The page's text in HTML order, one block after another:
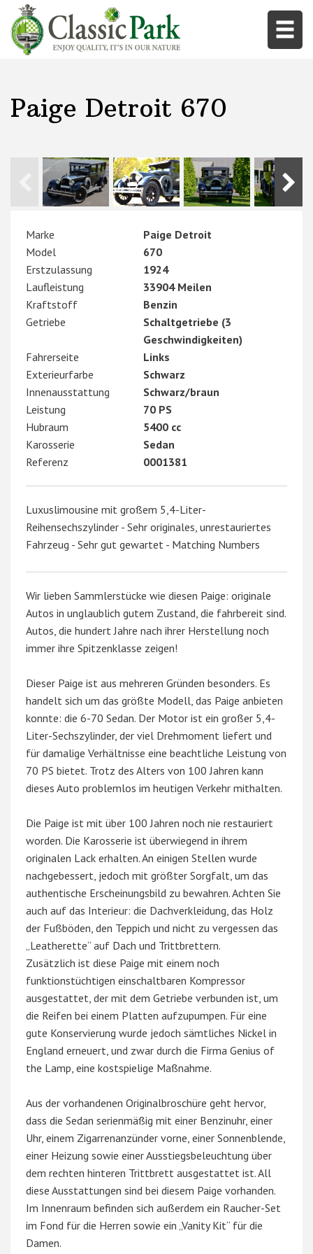
Paige Detroit 670
Marke
Paige Detroit
Model
670
Erstzulassung
1924
Laufleistung
33904 Meilen
Kraftstoff
Benzin
Getriebe
Schaltgetriebe (3
Geschwindigkeiten)
Fahrerseite
Links
Exterieurfarbe
Schwarz
Innenausstattung
Schwarz/braun
Leistung
70 PS
Hubraum
5400 cc
Karosserie
Sedan
Referenz
0001381
Luxuslimousine mit großem 5,4-Liter-
Reihensechszylinder - Sehr originales, unrestauriertes
Fahrzeug - Sehr gut gewartet - Matching Numbers
Wir lieben Sammlerstücke wie diesen Paige: originale
Autos in unglaublich gutem Zustand, die fahrbereit sind.
Autos, die hundert Jahre nach ihrer Herstellung noch
immer ihre Spitzenklasse zeigen!
Dieser Paige ist aus mehreren Gründen besonders. Es
handelt sich um das größte Modell, das Paige anbieten
konnte: die 6-70 Sedan. Der Motor ist ein großer 5,4-
Liter-Sechszylinder, der viel Drehmoment liefert und
für damalige Verhältnisse eine beachtliche Leistung von
70 PS bietet. Trotz des Alters von 100 Jahren kann
dieses Auto problemlos im heutigen Verkehr mithalten.
Die Paige ist mit über 100 Jahren noch nie restauriert
worden. Die Karosserie ist überwiegend in ihrem
originalen Lack erhalten. An einigen Stellen wurde
nachgebessert, jedoch mit größter Sorgfalt, um das
authentische Erscheinungsbild zu bewahren. Achten Sie
auch auf das Interieur: die Dachverkleidung, das Holz
der Fußböden, den Teppich und nicht zu vergessen das
„Leatherette“ auf Dach und Trittbrettern.
Zusätzlich ist diese Paige mit einem noch
funktionstüchtigen einschaltbaren Kompressor
ausgestattet, der mit dem Getriebe verbunden ist, um
die Reifen bei einem Platten aufzupumpen. Für eine
gute Konservierung wurde jedoch sämtliches Nickel in
England erneuert, und zwar durch die Firma Genius of
the Lamp, eine kostspielige Maßnahme.
Aus der vorhandenen Originalbroschüre geht hervor,
dass die Sedan serienmäßig mit einer Benzinuhr, einer
Uhr, einem Zigarrenanzünder vorne, einer Sonnenblende,
einer Heizung sowie einer Ausstiegsbeleuchtung über
dem rechten hinteren Trittbrett ausgestattet ist. All
diese Ausstattungen sind bei diesem Paige vorhanden.
Im Innenraum befinden sich außerdem ein Raucher-Set
im Fond für die Herren sowie ein „Vanity Kit“ für die
Damen.